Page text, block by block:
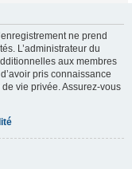
ne prend
L’administrateur du
aux membres
pris connaissance
vie privée. Assurez-vous